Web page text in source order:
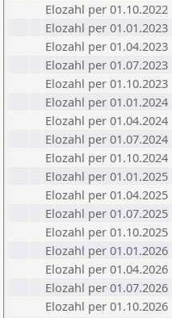
Elozahl per 01.10.2022
Elozahl per 01.01.2023
Elozahl per 01.04.2023
Elozahl per 01.07.2023
Elozahl per 01.10.2023
Elozahl per 01.01.2024
Elozahl per 01.04.2024
Elozahl per 01.07.2024
Elozahl per 01.10.2024
Elozahl per 01.01.2025
Elozahl per 01.04.2025
Elozahl per 01.07.2025
Elozahl per 01.10.2025
Elozahl per 01.01.2026
Elozahl per 01.04.2026
Elozahl per 01.07.2026
Elozahl per 01.10.2026